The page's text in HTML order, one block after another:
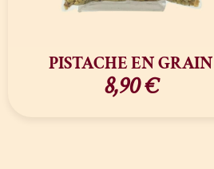
PISTACHE EN GRAIN
8,90€